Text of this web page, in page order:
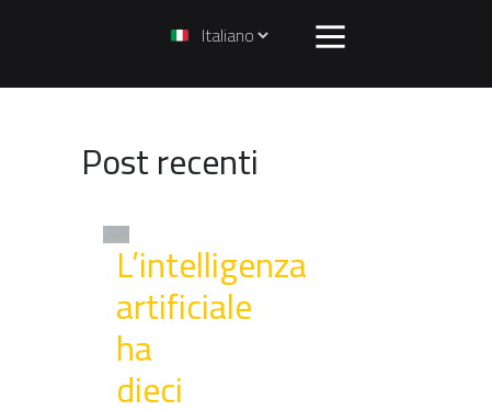
Post recenti
L’intelligenza
artificiale
ha
dieci